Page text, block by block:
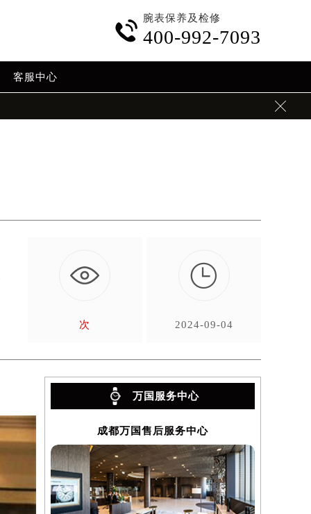

腕表保养及检修
400-992-7093
客服中心

次

2024-09-04
万国服务中心
成都万国售后服务中心